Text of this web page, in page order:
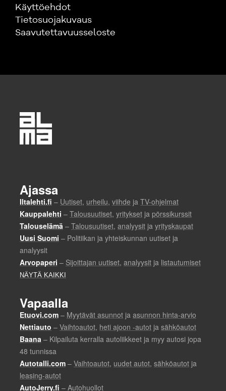
Käyttöehdot
Tietosuojakuvaus
Saavutettavuusseloste